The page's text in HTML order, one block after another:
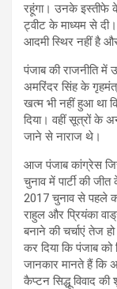
रहूंगा। उनके इस्तीफे
ट्वीट के माध्यम से
आदमी स्थिर नहीं है और
पंजाब की राजनीति
अमरिंदर सिंह के
खत्म भी नहीं हुआ था
दिया। वहीं सूत्रों के
जाने से नाराज थे।
आज पंजाब कांग्रेस
चुनाव में पार्टी की
2017 चुनाव से पहले
राहुल और प्रियंका
बनाने की चर्चाएं तेज
कर दिया कि पंजाब
जानकार मानते हैं कि
कैप्टन सिद्धू विवाद